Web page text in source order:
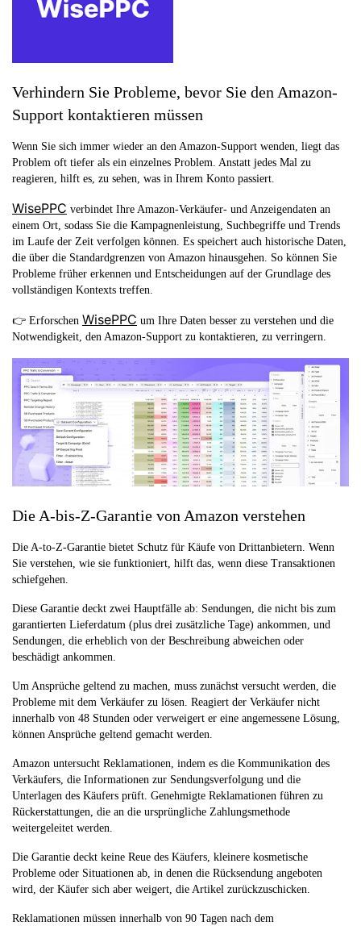
Verhindern Sie Probleme, bevor Sie den Amazon-
Support kontaktieren müssen
Wenn Sie sich immer wieder an den Amazon-Support wenden, liegt das
Problem oft tiefer als ein einzelnes Problem. Anstatt jedes Mal zu
reagieren, hilft es, zu sehen, was in Ihrem Konto passiert.
WisePPC verbindet Ihre Amazon-Verkäufer- und Anzeigendaten an
einem Ort, sodass Sie die Kampagnenleistung, Suchbegriffe und Trends
im Laufe der Zeit verfolgen können. Es speichert auch historische Daten,
die über die Standardgrenzen von Amazon hinausgehen. So können Sie
Probleme früher erkennen und Entscheidungen auf der Grundlage des
vollständigen Kontexts treffen.
👉 Erforschen WisePPC um Ihre Daten besser zu verstehen und die
Notwendigkeit, den Amazon-Support zu kontaktieren, zu verringern.
Die A-bis-Z-Garantie von Amazon verstehen
Die A-to-Z-Garantie bietet Schutz für Käufe von Drittanbietern. Wenn
Sie verstehen, wie sie funktioniert, hilft das, wenn diese Transaktionen
schiefgehen.
Diese Garantie deckt zwei Hauptfälle ab: Sendungen, die nicht bis zum
garantierten Lieferdatum (plus drei zusätzliche Tage) ankommen, und
Sendungen, die erheblich von der Beschreibung abweichen oder
beschädigt ankommen.
Um Ansprüche geltend zu machen, muss zunächst versucht werden, die
Probleme mit dem Verkäufer zu lösen. Reagiert der Verkäufer nicht
innerhalb von 48 Stunden oder verweigert er eine angemessene Lösung,
können Ansprüche geltend gemacht werden.
Amazon untersucht Reklamationen, indem es die Kommunikation des
Verkäufers, die Informationen zur Sendungsverfolgung und die
Unterlagen des Käufers prüft. Genehmigte Reklamationen führen zu
Rückerstattungen, die an die ursprüngliche Zahlungsmethode
weitergeleitet werden.
Die Garantie deckt keine Reue des Käufers, kleinere kosmetische
Probleme oder Situationen ab, in denen die Rücksendung angeboten
wird, der Käufer sich aber weigert, die Artikel zurückzuschicken.
Reklamationen müssen innerhalb von 90 Tagen nach dem